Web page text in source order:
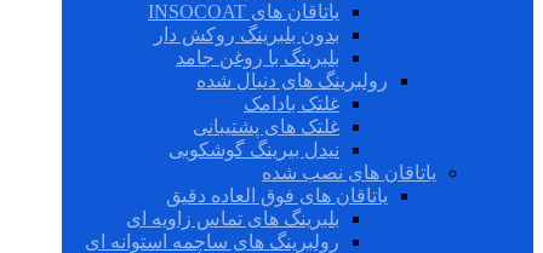
یاتاقان های INSOCOAT
بدون بلبرینگ روکش دار
بلبرینگ با روغن جامد
رولبرینگ های دنبال شده
غلتک بادامک
غلتک های پشتیبانی
نیدل بیرینگ گوشکوبی
یاتاقان های نصب شده
یاتاقان های فوق العاده دقیق
بلبرینگ های تماس زاویه ای
رولبرینگ های ساچمه استوانه ای